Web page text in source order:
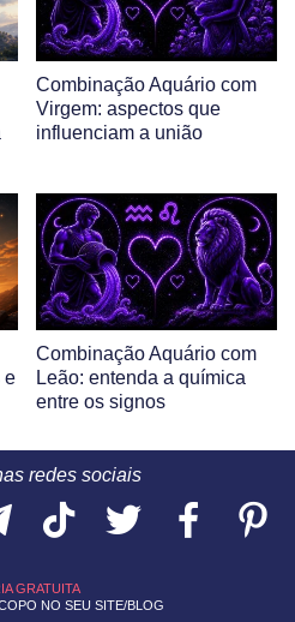
Combinação Aquário com
Virgem: aspectos que
influenciam a união
e
Combinação Aquário com
Leão: entenda a química
entre os signos
redes sociais
GRATUITA
NO SEU SITE/BLOG